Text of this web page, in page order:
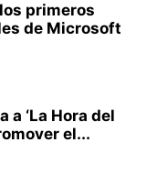
primeros
de Microsoft
a ‘La Hora del
el...